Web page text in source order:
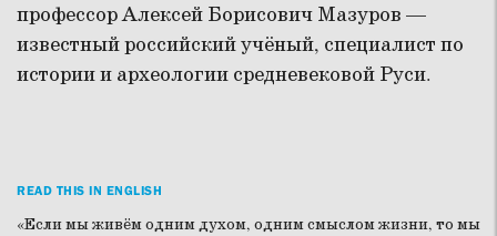
профессор Алексей Борисович Мазуров —
известный российский учёный, специалист по
истории и археологии средневековой Руси.
READ THIS IN ENGLISH
«Если мы живём одним духом, одним смыслом жизни, то мы